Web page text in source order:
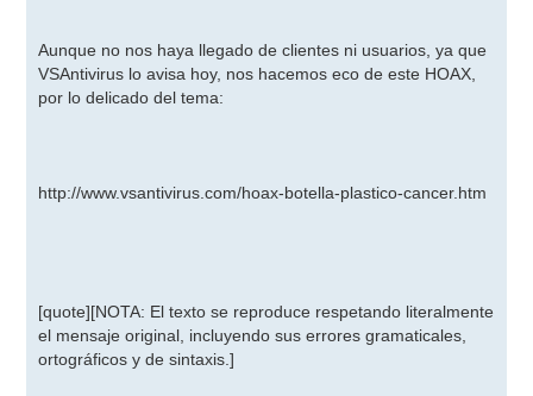
Aunque no nos haya llegado de clientes ni usuarios, ya que
VSAntivirus lo avisa hoy, nos hacemos eco de este HOAX,
por lo delicado del tema:
http://www.vsantivirus.com/hoax-botella-plastico-cancer.htm
[quote][NOTA: El texto se reproduce respetando literalmente
el mensaje original, incluyendo sus errores gramaticales,
ortográficos y de sintaxis.]